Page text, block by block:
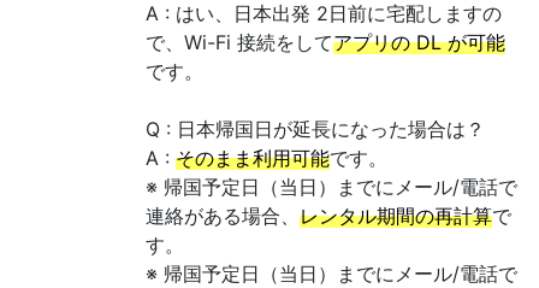
A : はい、日本出発 2日前に宅配しますの
で、Wi-Fi 接続をしてアプリの DL が可能
です。
Q : 日本帰国日が延長になった場合は？
A : そのまま利用可能です。
※ 帰国予定日（当日）までにメール/電話で
連絡がある場合、 レンタル期間の再計算で
す。
※ 帰国予定日（当日）までにメール/電話で